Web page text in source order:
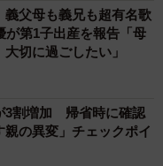
父母も義兄も超有名歌
が第1子出産を報告「母
切に過ごしたい」
3割増加 帰省時に確認
親の異変」チェックポイ